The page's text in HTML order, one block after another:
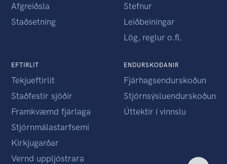
Afgreiðsla
Staðsetning
Stefnur
Leiðbeiningar
Lög, reglur o.fl.
EFTIRLIT
Tekjueftirlit
Staðfestir sjóðir
Framkvæmd fjárlaga
Stjórnmálastarfsemi
Kirkjugarðar
Vernd uppljóstrara
ENDURSKOÐANIR
Fjárhagsendurskoðun
Stjórnsýsluendurskoðun
Úttektir í vinnslu